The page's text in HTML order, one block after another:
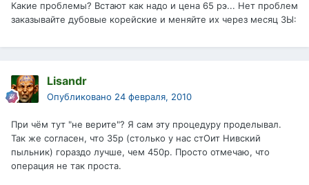
Какие проблемы? Встают как надо и цена 65 рэ... Нет проблем
заказывайте дубовые корейские и меняйте их через месяц ЗЫ:
Lisandr
Опубликовано 24 февраля, 2010
При чём тут "не верите"? Я сам эту процедуру проделывал.
Так же согласен, что 35р (столько у нас стОит Нивский
пыльник) гораздо лучше, чем 450р. Просто отмечаю, что
операция не так проста.